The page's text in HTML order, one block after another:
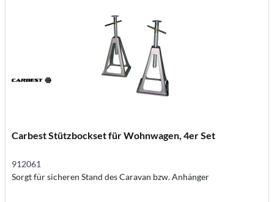
Carbest Stützbockset für Wohnwagen, 4er Set
912061
Sorgt für sicheren Stand des Caravan bzw. Anhänger